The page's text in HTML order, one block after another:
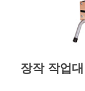
장작 작업